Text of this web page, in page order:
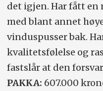
det igjen. Har fått en
med blant annet
vinduspusser bak.
kvalitetsfølelse og
fastslår at den
PAKKA: 607.000